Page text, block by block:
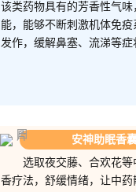
该类药物具有的芳香性气
能，能够不断刺激机体免
发作，缓解鼻塞、流涕等症
安神助眠香
选取夜交藤、合欢花
香疗法，舒缓情绪，让中